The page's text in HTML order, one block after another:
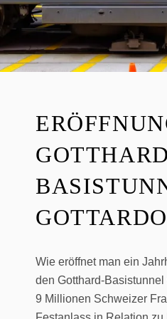
Wie eröffnet man ein
den Gotthard-
9 Millionen Schweizer